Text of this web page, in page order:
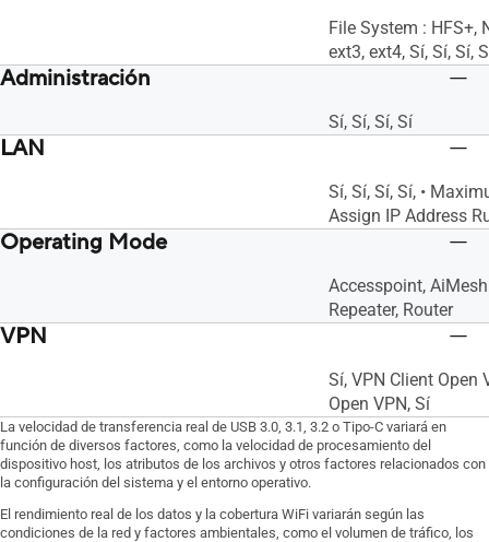
File System : HFS+,
ext3, ext4, Sí, Sí, Sí,
Administración
Sí, Sí, Sí, Sí
LAN
Sí, Sí, Sí, Sí, •
Assign IP Address
Operating Mode
Accesspoint,
Repeater, Router
VPN
Sí, VPN Client Open
Open VPN, Sí
La velocidad de transferencia real de USB 3.0, 3.1, 3.2 o Tipo-C variará en
función de diversos factores, como la velocidad de procesamiento del
dispositivo host, los atributos de los archivos y otros factores relacionados con
la configuración del sistema y el entorno operativo.
El rendimiento real de los datos y la cobertura WiFi variarán según las
condiciones de la red y factores ambientales, como el volumen de tráfico, los